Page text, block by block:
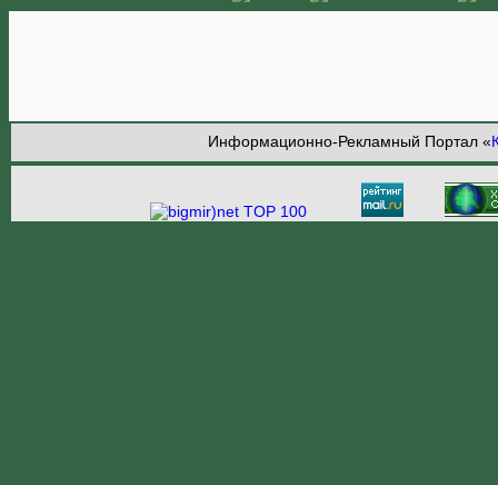
Информационно-Рекламный Портал «